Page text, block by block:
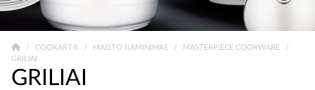
COOKART® MAISTO GAMINIMAS
MASTERPIECE COOKWARE
GRILIAI
GRILIAI